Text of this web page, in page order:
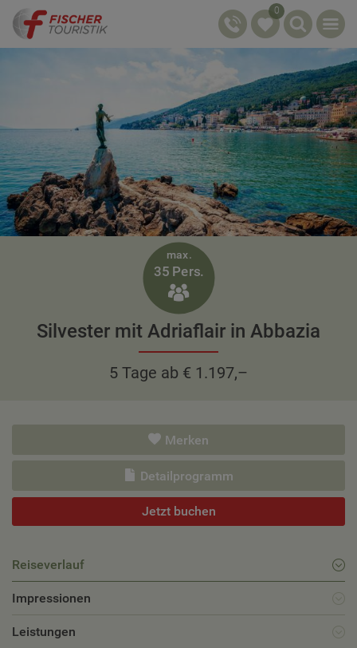
0
max.
35 Pers.

Silvester mit Adriaflair in Abbazia
5 Tage ab € 1.197,–
Merken
Detailprogramm
Jetzt buchen
Reiseverlauf
Impressionen
Leistungen